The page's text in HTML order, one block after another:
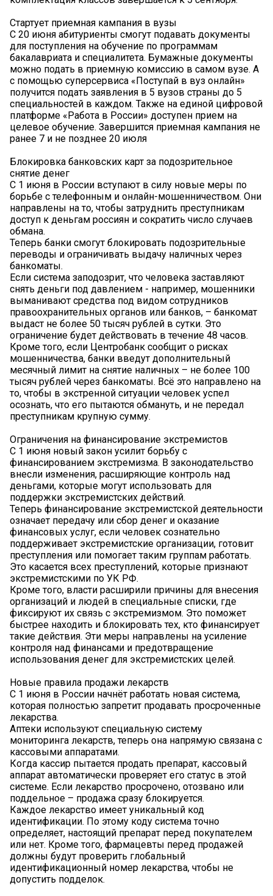
Стартует приемная кампания в вузы
С 20 июня абитуриенты смогут подавать документы
для поступления на обучение по программам
бакалавриата и специалитета. Бумажные документы
можно подать в приемную комиссию в самом вузе. А
с помощью суперсервиса «Поступай в вуз онлайн»
получится подать заявления в 5 вузов страны до 5
специальностей в каждом. Также на единой цифровой
платформе «Работа в России» доступен прием на
целевое обучение. Завершится приемная кампания не
ранее 7 и не позднее 20 июля
Блокировка банковских карт за подозрительное
снятие денег
С 1 июня в России вступают в силу новые меры по
борьбе с телефонным и онлайн-мошенничеством. Они
направлены на то, чтобы затруднить преступникам
доступ к деньгам россиян и сократить число случаев
обмана.
Теперь банки смогут блокировать подозрительные
переводы и ограничивать выдачу наличных через
банкоматы.
Если система заподозрит, что человека заставляют
снять деньги под давлением - например, мошенники
выманивают средства под видом сотрудников
правоохранительных органов или банков, – банкомат
выдаст не более 50 тысяч рублей в сутки. Это
ограничение будет действовать в течение 48 часов.
Кроме того, если Центробанк сообщит о рисках
мошенничества, банки введут дополнительный
месячный лимит на снятие наличных – не более 100
тысяч рублей через банкоматы. Всё это направлено на
то, чтобы в экстренной ситуации человек успел
осознать, что его пытаются обмануть, и не передал
преступникам крупную сумму.
Ограничения на финансирование экстремистов
С 1 июня новый закон усилит борьбу с
финансированием экстремизма. В законодательство
внесли изменения, расширяющие контроль над
деньгами, которые могут использовать для
поддержки экстремистских действий.
Теперь финансирование экстремистской деятельности
означает передачу или сбор денег и оказание
финансовых услуг, если человек сознательно
поддерживает экстремистские организации, готовит
преступления или помогает таким группам работать.
Это касается всех преступлений, которые признают
экстремистскими по УК РФ.
Кроме того, власти расширили причины для внесения
организаций и людей в специальные списки, где
фиксируют их связь с экстремизмом. Это поможет
быстрее находить и блокировать тех, кто финансирует
такие действия. Эти меры направлены на усиление
контроля над финансами и предотвращение
использования денег для экстремистских целей.
Новые правила продажи лекарств
С 1 июня в России начнёт работать новая система,
которая полностью запретит продавать просроченные
лекарства.
Аптеки используют специальную систему
мониторинга лекарств, теперь она напрямую связана с
кассовыми аппаратами.
Когда кассир пытается продать препарат, кассовый
аппарат автоматически проверяет его статус в этой
системе. Если лекарство просрочено, отозвано или
поддельное – продажа сразу блокируется.
Каждое лекарство имеет уникальный код
идентификации. По этому коду система точно
определяет, настоящий препарат перед покупателем
или нет. Кроме того, фармацевты перед продажей
должны будут проверить глобальный
идентификационный номер лекарства, чтобы не
допустить подделок.